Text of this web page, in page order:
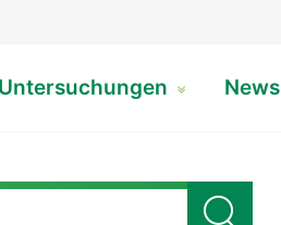
Untersuchungen News